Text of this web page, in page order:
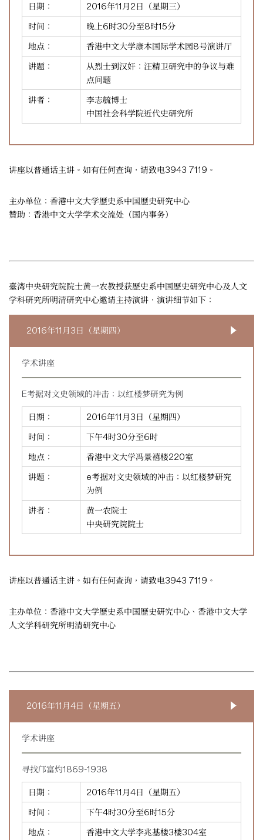
日期：
2016年11月2日（星期三）
时间：
晚上6时30分至8时15分
地点：
香港中文大学康本国际学术园8号演讲厅
讲题：
从烈士到汉奸：汪精卫研究中的争议与难
点问题
讲者：
李志毓博士
中国社会科学院近代史研究所
讲座以普通话主讲。如有任何查询，请致电3943 7119。
主办单位：香港中文大学歷史系中国歷史研究中心
贊助：香港中文大学学术交流处（国内事务）
臺湾中央研究院院士黄一农教授获歷史系中国歷史研究中心及人文
学科研究所明清研究中心邀请主持演讲，演讲细节如下：
2016年11月3日（星期四）
学术讲座
E考据对文史领域的冲击：以红楼梦研究为例
日期：
2016年11月3日（星期四）
时间：
下午4时30分至6时
地点：
香港中文大学冯景禧楼220室
讲题：
e考据对文史领域的冲击：以红楼梦研究
为例
讲者：
黄一农院士
中央研究院院士
讲座以普通话主讲。如有任何查询，请致电3943 7119。
主办单位：香港中文大学歷史系中国歷史研究中心、香港中文大学
人文学科研究所明清研究中心
2016年11月4日（星期五）
学术讲座
寻找邝富灼1869-1938
日期：
2016年11月4日（星期五）
时间：
下午4时30分至6时15分
地点：
香港中文大学李兆基楼3楼304室